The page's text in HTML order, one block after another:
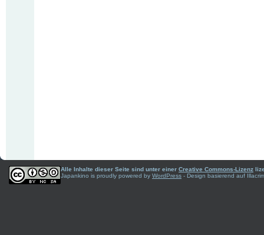
Alle Inhalte dieser Seite sind unter einer Creative Commons-Lizenz
Japankino is proudly powered by WordPress - Design basierend auf